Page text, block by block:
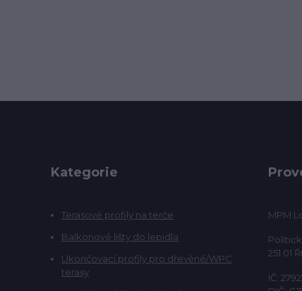
Kategorie
Terasové profily na terče
Balkonové lišty do lepidla
Ukončovací profily pro dřevěné/WPC
terasy
MPM
251 01
IČ: